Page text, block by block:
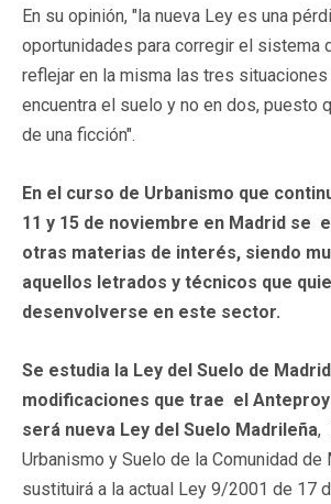
En su opinión, "la nueva Ley es una
oportunidades para corregir el sistema
reflejar en la misma las tres
encuentra el suelo y no en dos, puesto
de una ficción".
En el curso de Urbanismo que
11 y 15 de noviembre en Madrid se
otras materias de interés, siendo
aquellos letrados y técnicos que
desenvolverse en este sector.
Se estudia la Ley del Suelo de
modificaciones que trae el
será nueva Ley del Suelo Madrileña,
Urbanismo y Suelo de la Comunidad de
sustituirá a la actual Ley 9/2001 de 17